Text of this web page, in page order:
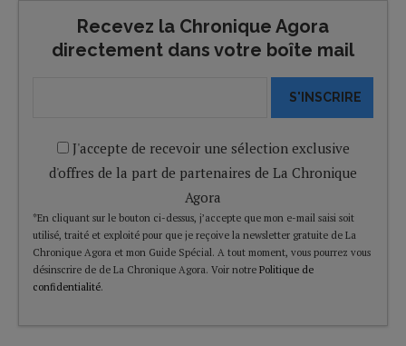
Recevez la Chronique Agora
directement dans votre boîte mail
S'INSCRIRE
J'accepte de recevoir une sélection exclusive
d'offres de la part de partenaires de La Chronique
Agora
*En cliquant sur le bouton ci-dessus, j’accepte que mon e-mail saisi soit
utilisé, traité et exploité pour que je reçoive la newsletter gratuite de La
Chronique Agora et mon Guide Spécial. A tout moment, vous pourrez vous
désinscrire de de La Chronique Agora. Voir notre Politique de
confidentialité.